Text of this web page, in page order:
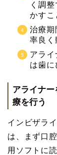
く調
かすこ
治療期
率良く
アラ
は歯
アライナ
療を行う
インビザラ
は、まず口
用ソフトに